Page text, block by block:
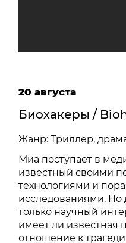
20 августа
Биохакеры /
Жанр: Триллер,
Миа поступает в
известный своими
технологиями и
исследованиями. Но
только научный
имеет ли известная
отношение к